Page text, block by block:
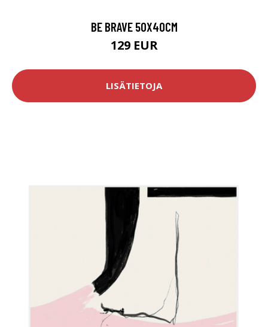
BE BRAVE 50X40CM
129 EUR
LISÄTIETOJA